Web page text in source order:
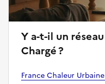
Y a-t-il un réseau de chaleur à
Chargé ?
France Chaleur Urbaine